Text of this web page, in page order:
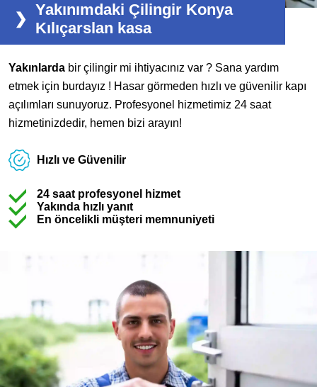
Yakınımdaki Çilingir Konya
Kılıçarslan kasa
Yakınlarda bir çilingir mi ihtiyacınız var ? Sana yardım
etmek için burdayız ! Hasar görmeden hızlı ve güvenilir kapı
açılımları sunuyoruz. Profesyonel hizmetimiz 24 saat
hizmetinizdedir, hemen bizi arayın!
Hızlı ve Güvenilir
24 saat profesyonel hizmet
Yakında hızlı yanıt
En öncelikli müşteri memnuniyeti